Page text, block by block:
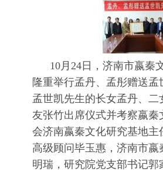
10月24日，济南市嬴秦
隆重举行孟丹、孟彤赠送孟
孟世凯先生的长女孟丹、二
友张竹出席仪式并考察嬴秦
会济南嬴秦文化研究基地
高级顾问毕玉惠，济南市嬴
明瑞，研究院党支部书记郭